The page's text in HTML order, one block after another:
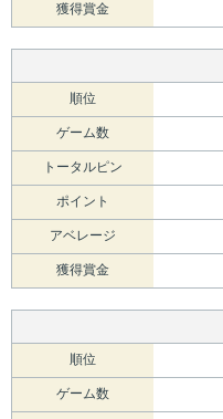
獲得賞金
順位
ゲーム数
トータルピン
ポイント
アベレージ
獲得賞金
順位
ゲーム数